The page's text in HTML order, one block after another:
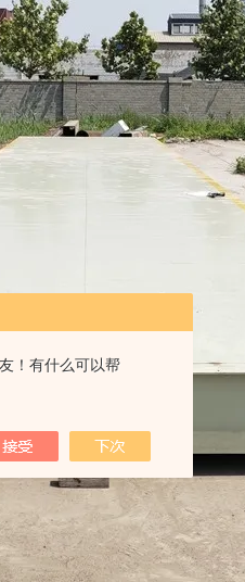
！有什么可以帮